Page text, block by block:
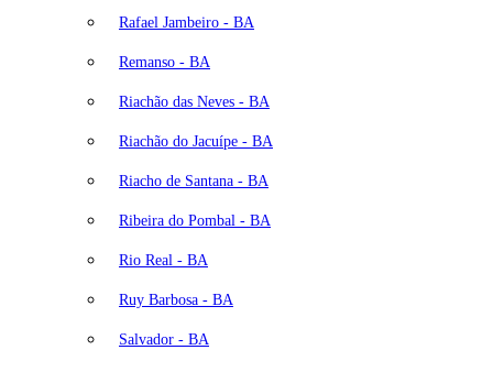
Rafael Jambeiro - BA
Remanso - BA
Riachão das Neves - BA
Riachão do Jacuípe - BA
Riacho de Santana - BA
Ribeira do Pombal - BA
Rio Real - BA
Ruy Barbosa - BA
Salvador - BA